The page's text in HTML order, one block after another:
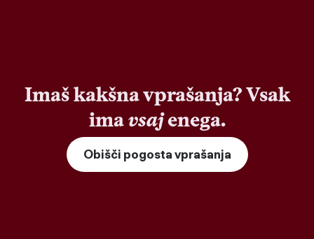
Imaš kakšna vprašanja? Vsak
imavsajenega.
Obišči pogosta vprašanja